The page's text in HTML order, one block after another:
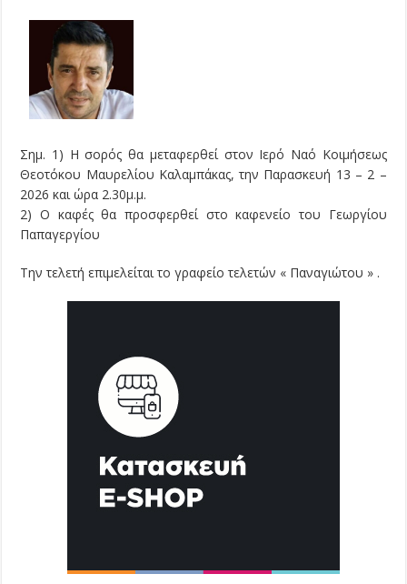
Σημ. 1) Η σορός θα μεταφερθεί στον Ιερό Ναό Κοιμήσεως
Θεοτόκου Μαυρελίου Καλαμπάκας, την Παρασκευή 13 – 2 –
2026 και ώρα 2.30μ.μ.
2) Ο καφές θα προσφερθεί στο καφενείο του Γεωργίου
Παπαγεργίου
Την τελετή επιμελείται το γραφείο τελετών « Παναγιώτου » .